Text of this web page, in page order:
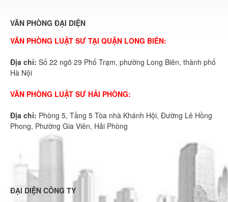
VĂN PHÒNG ĐẠI DIỆN
VĂN PHÒNG LUẬT SƯ TẠI QUẬN LONG BIÊN:
Địa chỉ: Số 22 ngõ 29 Phố Trạm, phường Long Biên, thành phố
Hà Nội
VĂN PHÒNG LUẬT SƯ HẢI PHÒNG:
Địa chỉ: Phòng 5, Tầng 5 Tòa nhà Khánh Hội, Đường Lê Hồng
Phong, Phường Gia Viên, Hải Phòng
ĐẠI DIỆN CÔNG TY